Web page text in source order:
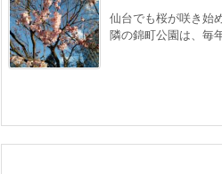
仙台でも桜が咲き始
隣の錦町公園は、毎